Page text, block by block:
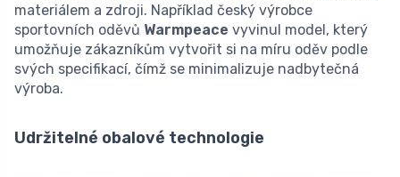
materiálem a zdroji. Například český výrobce
sportovních oděvů Warmpeace vyvinul model, který
umožňuje zákazníkům vytvořit si na míru oděv podle
svých specifikací, čímž se minimalizuje nadbytečná
výroba.
Udržitelné obalové technologie